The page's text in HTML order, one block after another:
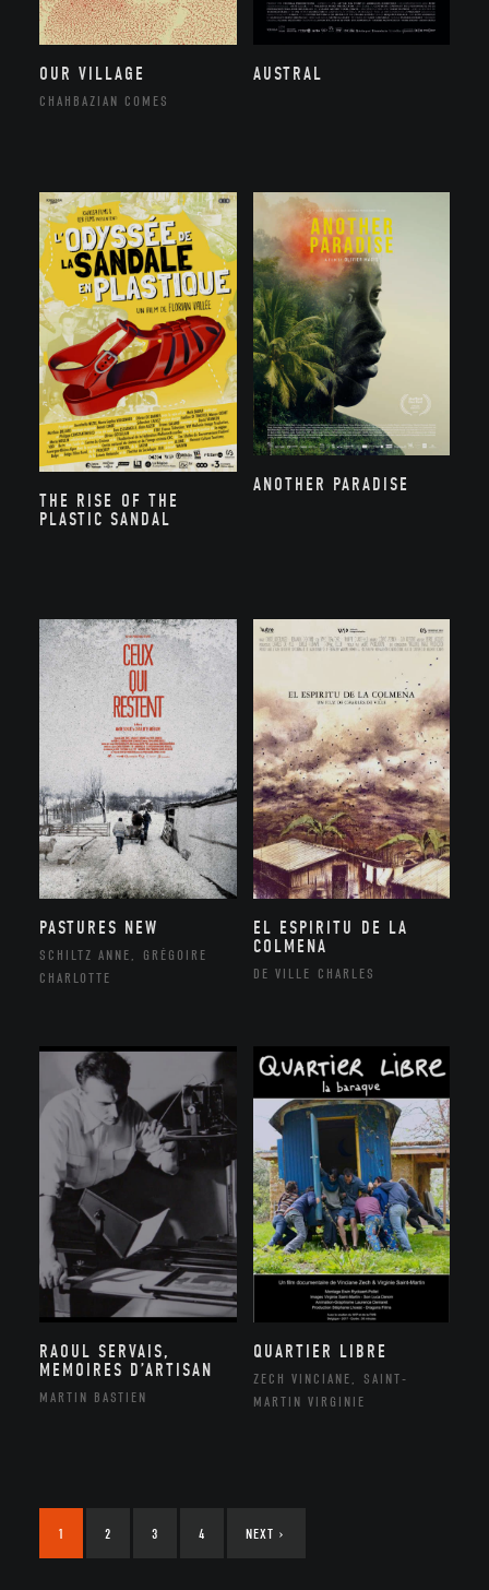
OUR VILLAGE
CHAHBAZIAN COMES
AUSTRAL
THE RISE OF THE
PLASTIC SANDAL
ANOTHER PARADISE
PASTURES NEW
SCHILTZ ANNE, GRÉGOIRE
CHARLOTTE
EL ESPIRITU DE LA
COLMENA
DE VILLE CHARLES
RAOUL SERVAIS,
MEMOIRES D’ARTISAN
MARTIN BASTIEN
QUARTIER LIBRE
ZECH VINCIANE, SAINT-
MARTIN VIRGINIE
1 2 3 4 NEXT ›